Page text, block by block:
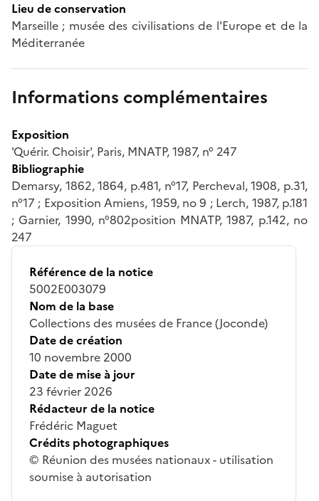
Lieu de conservation
Marseille ; musée des civilisations de l'Europe et de la
Méditerranée
Informations complémentaires
Exposition
'Quérir. Choisir', Paris, MNATP, 1987, n° 247
Bibliographie
Demarsy, 1862, 1864, p.481, n°17, Percheval, 1908, p.31,
n°17 ; Exposition Amiens, 1959, no 9 ; Lerch, 1987, p.181
; Garnier, 1990, n°802position MNATP, 1987, p.142, no
247
Référence de la notice
5002E003079
Nom de la base
Collections des musées de France (Joconde)
Date de création
10 novembre 2000
Date de mise à jour
23 février 2026
Rédacteur de la notice
Frédéric Maguet
Crédits photographiques
© Réunion des musées nationaux - utilisation
soumise à autorisation